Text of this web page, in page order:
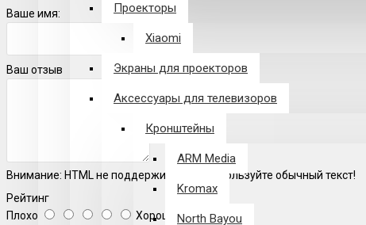
Проекторы
Xiaomi
Экраны для проекторов
Аксессуары для телевизоров
Кронштейны
ARM Media
Kromax
North Bayou
Ваше имя:
Ваш отзыв
Внимание: HTML не поддерживается! Используйте обычный текст!
Рейтинг
Плохо
Хорошо